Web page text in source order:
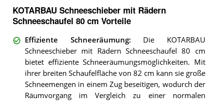
KOTARBAU Schneeschieber mit Rädern
Schneeschaufel 80 cm Vorteile
Effiziente Schneeräumung: Die KOTARBAU
Schneeschieber mit Rädern Schneeschaufel 80 cm
bietet effiziente Schneeräumungsmöglichkeiten. Mit
ihrer breiten Schaufelfläche von 82 cm kann sie große
Schneemengen in einem Zug beseitigen, wodurch der
Räumvorgang im Vergleich zu einer normalen